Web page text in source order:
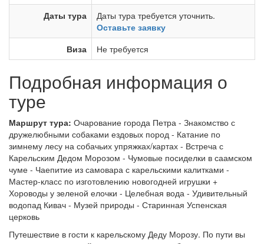
Даты тура
Даты тура требуется уточнить.
Оставьте заявку
Виза
Не требуется
Подробная информация о
туре
Маршрут тура: Очарование города Петра - Знакомство с
дружелюбными собаками ездовых пород - Катание по
зимнему лесу на собачьих упряжках/картах - Встреча с
Карельским Дедом Морозом - Чумовые посиделки в саамском
чуме - Чаепитие из самовара с карельскими калитками -
Мастер-класс по изготовлению новогодней игрушки +
Хороводы у зеленой елочки - Целебная вода - Удивительный
водопад Кивач - Музей природы - Старинная Успенская
церковь
Путешествие в гости к карельскому Деду Морозу. По пути вы